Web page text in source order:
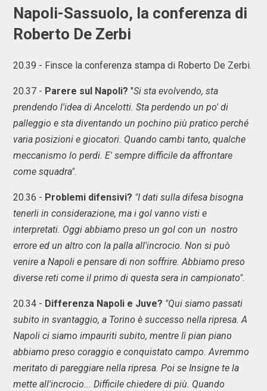
Napoli-Sassuolo, la conferenza di
Roberto De Zerbi
20.39 - Finsce la conferenza stampa di Roberto De Zerbi.
20.37 - Parere sul Napoli? "Si sta evolvendo, sta
prendendo l'idea di Ancelotti. Sta perdendo un po' di
palleggio e sta diventando un pochino più pratico perché
varia posizioni e giocatori. Quando cambi tanto, qualche
meccanismo lo perdi. E' sempre difficile da affrontare
come squadra".
20.36 - Problemi difensivi? "I dati sulla difesa bisogna
tenerli in considerazione, ma i gol vanno visti e
interpretati. Oggi abbiamo preso un gol con un nostro
errore ed un altro con la palla all'incrocio. Non si può
venire a Napoli e pensare di non soffrire. Abbiamo preso
diverse reti come il primo di questa sera in campionato".
20.34 - Differenza Napoli e Juve? "Qui siamo passati
subito in svantaggio, a Torino è successo nella ripresa. A
Napoli ci siamo impauriti subito, mentre lì pian piano
abbiamo preso coraggio e conquistato campo. Avremmo
meritato di pareggiare nella ripresa. Poi se Insigne te la
mette all'incrocio... Difficile chiedere di più. Quando